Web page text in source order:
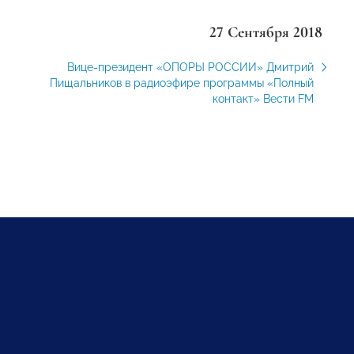
27 Сентября 2018
Вице-президент «ОПОРЫ РОССИИ» Дмитрий
Пищальников в радиоэфире программы «Полный
контакт» Вести FM